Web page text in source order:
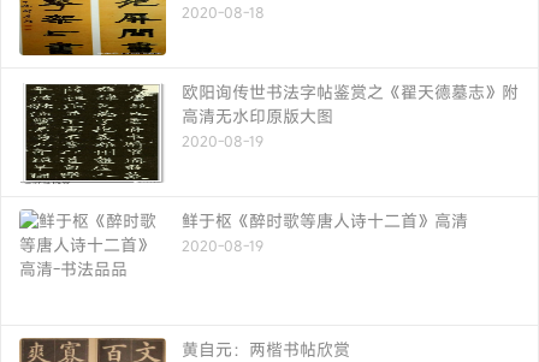
2020-08-18
欧阳询传世书法字帖鉴赏之《翟天德墓志》附
高清无水印原版大图
2020-08-19
鲜于枢《醉时歌等唐人诗十二首》高清
2020-08-19
黄自元：两楷书帖欣赏